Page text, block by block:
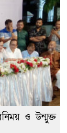
ও উন্মুক্ত